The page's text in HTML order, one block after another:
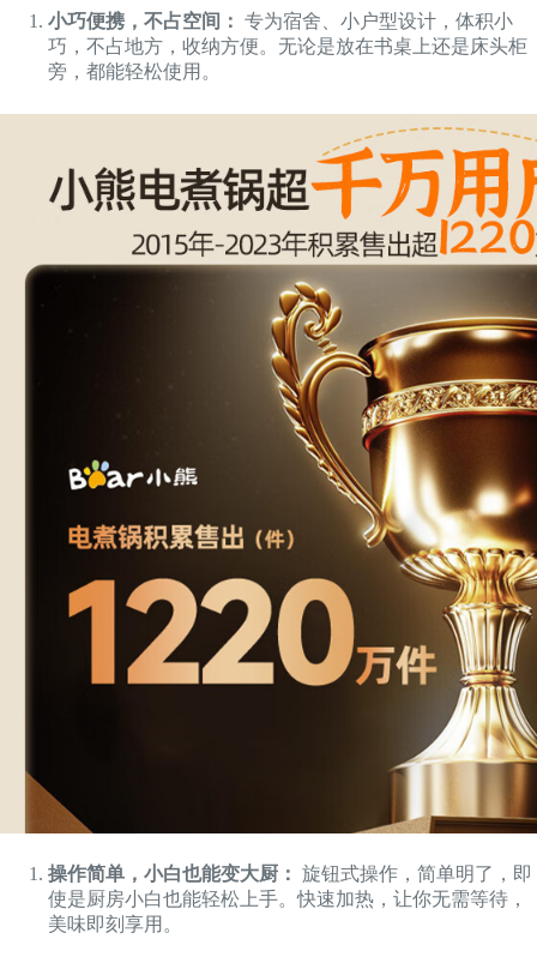
小巧便携，不占空间： 专为宿舍、小户型设计，体积小
巧，不占地方，收纳方便。无论是放在书桌上还是床头柜
旁，都能轻松使用。
操作简单，小白也能变大厨： 旋钮式操作，简单明了，即
使是厨房小白也能轻松上手。快速加热，让你无需等待，
美味即刻享用。